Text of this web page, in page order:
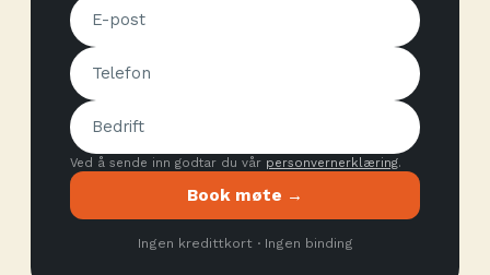
Ved å sende inn godtar du vår personvernerklæring.
Book møte →
Ingen kredittkort · Ingen binding